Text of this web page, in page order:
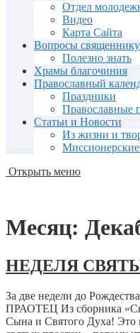
Отдел
Видео
Карта Сайта
Вопросы священнику
Полезно знать
Храмы благочиния
Православный
Праздники
Православные
Статьи и Новости
Из жизни и
Открыть меню
Месяц:
НЕДЕЛЯ
За две недели до
ПРАОТЕЦ Из сборника
Сына и Святого Духа! Это